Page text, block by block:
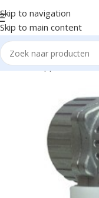
Skip to navigation
Skip to main content
Home Supplies